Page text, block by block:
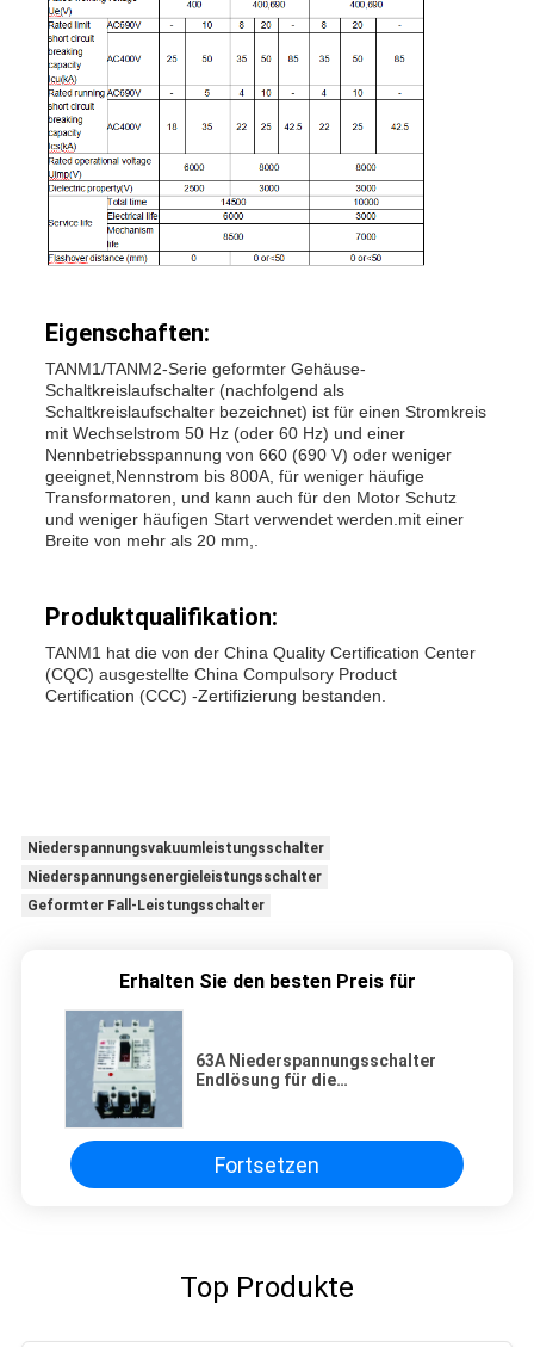
Eigenschaften:
TANM1/TANM2-Serie geformter Gehäuse-
Schaltkreislaufschalter (nachfolgend als
Schaltkreislaufschalter bezeichnet) ist für einen Stromkreis
mit Wechselstrom 50 Hz (oder 60 Hz) und einer
Nennbetriebsspannung von 660 (690 V) oder weniger
geeignet,Nennstrom bis 800A, für weniger häufige
Transformatoren, und kann auch für den Motor Schutz
und weniger häufigen Start verwendet werden.mit einer
Breite von mehr als 20 mm,.
Produktqualifikation:
TANM1 hat die von der China Quality Certification Center
(CQC) ausgestellte China Compulsory Product
Certification (CCC) -Zertifizierung bestanden.
Niederspannungsvakuumleistungsschalter
Niederspannungsenergieleistungsschalter
Geformter Fall-Leistungsschalter
Erhalten Sie den besten Preis für
63A Niederspannungsschalter
Endlösung für die
Fortsetzen
Top Produkte